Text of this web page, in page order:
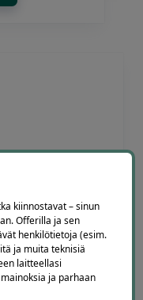
3 / 60
kiinnostavat – sinun
Offerilla ja sen
henkilötietoja (esim.
ja muita teknisiä
laitteellasi
ja parhaan